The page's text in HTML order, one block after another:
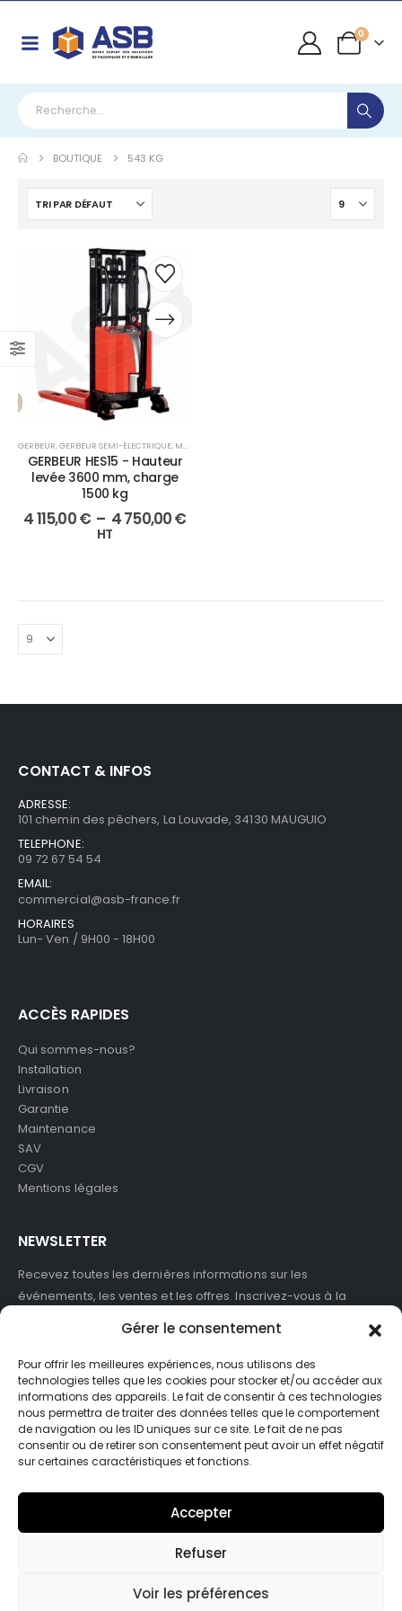
Gérer le consentement
Pour offrir les meilleures expériences, nous utilisons des
technologies telles que les cookies pour stocker et/ou accéder aux
informations des appareils. Le fait de consentir à ces technologies
nous permettra de traiter des données telles que le comportement
de navigation ou les ID uniques sur ce site. Le fait de ne pas
consentir ou de retirer son consentement peut avoir un effet négatif
sur certaines caractéristiques et fonctions.
Accepter
Refuser
Voir les préférences
0
BOUTIQUE 543 KG
GERBEUR,GERBEUR SEMI-ÉLECTRIQUE, MANUTENTION
GERBEUR HES15 - Hauteur
levée 3600 mm, charge
1500 kg
4 115,00€ – 4 750,00€
HT
CONTACT & INFOS
ADRESSE:
101 chemin des pêchers, La Louvade, 34130 MAUGUIO
TELEPHONE:
09 72 67 54 54
EMAIL:
commercial@asb-france.fr
HORAIRES
Lun- Ven / 9H00 - 18H00
ACCÈS RAPIDES
Qui sommes-nous?
Installation
Livraison
Garantie
Maintenance
SAV
CGV
Mentions légales
NEWSLETTER
Recevez toutes les dernières informations sur les
événements, les ventes et les offres. Inscrivez-vous à la
J'accepte de recevoir des newsletters et des informations
marketing de ASB France.